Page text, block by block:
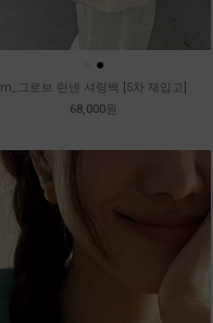
●
m_그로브 린넨 셔링백 [5차 재입고]
68,000원